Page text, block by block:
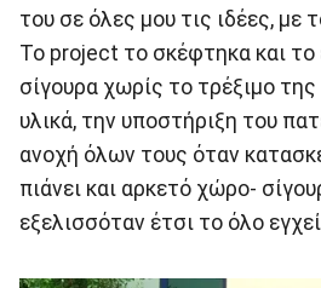
του σε όλες μου τις ιδέες, με
Το project το σκέφτηκα και
σίγουρα χωρίς το τρέξιμο
υλικά, την υποστήριξη του
ανοχή όλων τους όταν
πιάνει και αρκετό χώρο-
εξελισσόταν έτσι το όλο